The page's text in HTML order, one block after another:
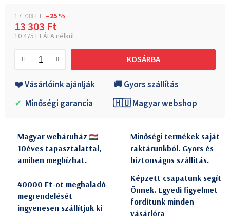
17 738 Ft –25 %
13 303 Ft
10 475 Ft ÁFA nélkül
KOSÁRBA
❤️ Vásárlóink ajánlják
🚚 Gyors szállítás
✓ Minőségi garancia 🇭🇺 Magyar webshop
Magyar webáruház
10éves tapasztalattal,
amiben megbízhat.
Minőségi termékek saját
raktárunkból. Gyors és
biztonságos szállitás.
40000 Ft-ot meghaladó
megrendelését
ingyenesen szállítjuk ki
Képzett csapatunk segít
Önnek. Egyedi figyelmet
fordítunk minden
vásárlóra